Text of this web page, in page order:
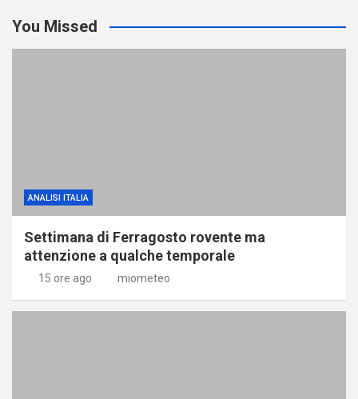
You Missed
ANALISI ITALIA
Settimana di Ferragosto rovente ma
attenzione a qualche temporale
15 ore ago miometeo